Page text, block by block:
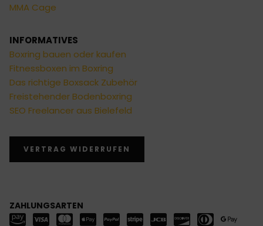
MMA Cage
INFORMATIVES
Boxring bauen oder kaufen
Fitnessboxen im Boxring
Das richtige Boxsack Zubehör
Freistehender Bodenboxring
SEO Freelancer aus Bielefeld
VERTRAG WIDERRUFEN
ZAHLUNGSARTEN